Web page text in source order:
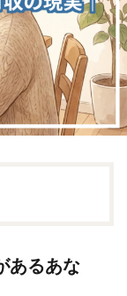
あるあな